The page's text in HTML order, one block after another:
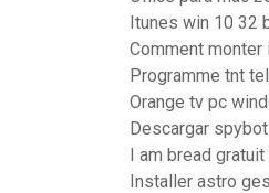
Itunes win 10 32
Comment
Programme tnt
Orange tv pc
Descargar
I am bread
Installer astro